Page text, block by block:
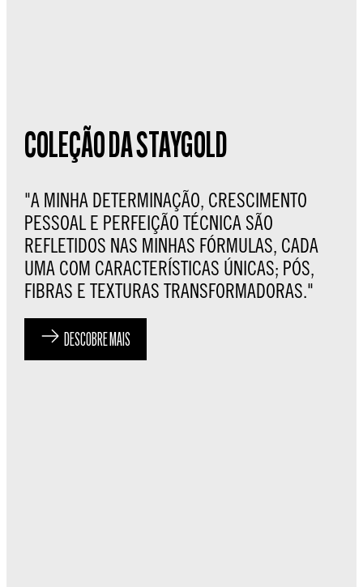
COLEÇÃO DA STAYGOLD
"A MINHA DETERMINAÇÃO, CRESCIMENTO
PESSOAL E PERFEIÇÃO TÉCNICA SÃO
REFLETIDOS NAS MINHAS FÓRMULAS, CADA
UMA COM CARACTERÍSTICAS ÚNICAS; PÓS,
FIBRAS E TEXTURAS TRANSFORMADORAS."
DESCOBRE MAIS